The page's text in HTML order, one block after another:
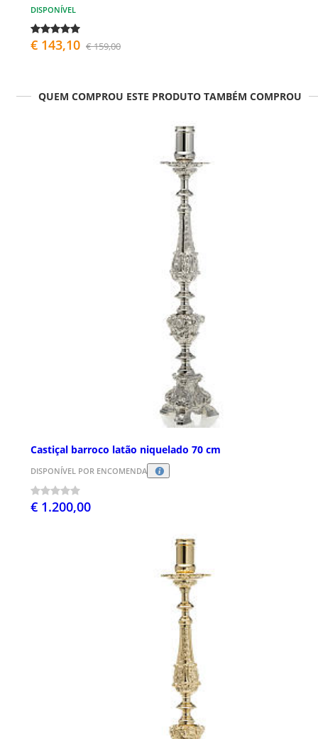
DISPONÍVEL
€ 143,10 € 159,00
QUEM COMPROU ESTE PRODUTO TAMBÉM COMPROU
Castiçal barroco latão niquelado 70 cm
DISPONÍVEL POR ENCOMENDA
€ 1.200,00